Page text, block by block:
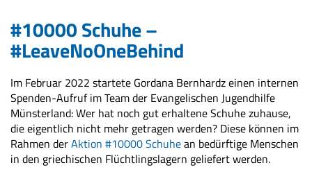
#10000 Schuhe –
#LeaveNoOneBehind
Im Februar 2022 startete Gordana Bernhardz einen internen
Spenden-Aufruf im Team der Evangelischen Jugendhilfe
Münsterland: Wer hat noch gut erhaltene Schuhe zuhause,
die eigentlich nicht mehr getragen werden? Diese können im
Rahmen derAktion #10000 Schuhean bedürftige Menschen
in den griechischen Flüchtlingslagern geliefert werden.